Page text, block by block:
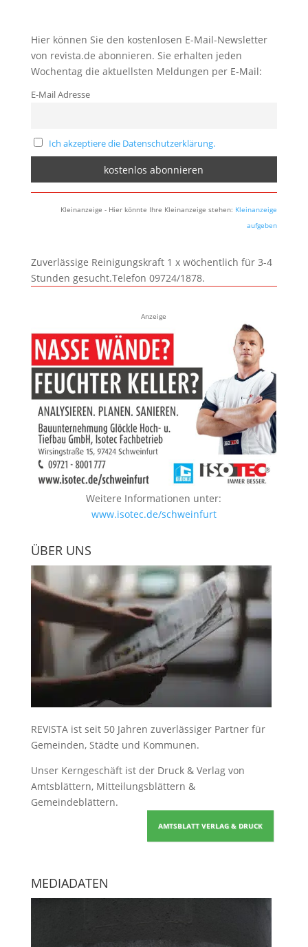
Hier können Sie den kostenlosen E-Mail-Newsletter
von revista.de abonnieren. Sie erhalten jeden
Wochentag die aktuellsten Meldungen per E-Mail:
E-Mail Adresse
Ich akzeptiere die Datenschutzerklärung.
Kleinanzeige - Hier könnte Ihre Kleinanzeige stehen: Kleinanzeige
aufgeben
Zuverlässige Reinigungskraft 1 x wöchentlich für 3-4
Stunden gesucht.Telefon 09724/1878.
Anzeige
Weitere Informationen unter:
www.isotec.de/schweinfurt
ÜBER UNS
REVISTA ist seit 50 Jahren zuverlässiger Partner für
Gemeinden, Städte und Kommunen.
Unser Kerngeschäft ist der Druck & Verlag von
Amtsblättern, Mitteilungsblättern &
Gemeindeblättern.
AMTSBLATT VERLAG & DRUCK
MEDIADATEN